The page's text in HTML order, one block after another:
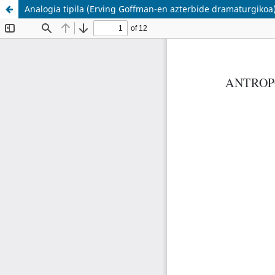
Analogia tipila (Erving Goffman-en azterbide